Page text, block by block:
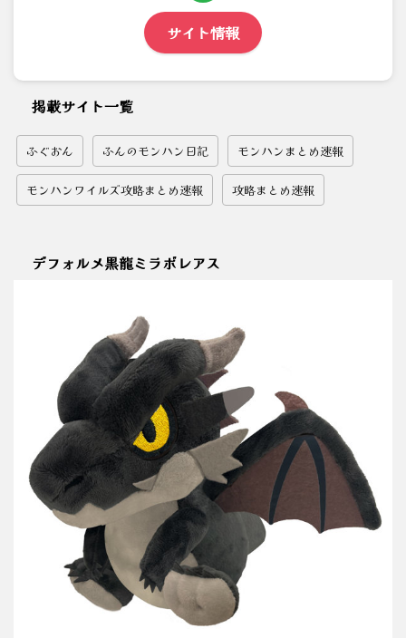
サイト情報
掲載サイト一覧
ふぐおん ふんのモンハン日記 モンハンまとめ速報
モンハンワイルズ攻略まとめ速報 攻略まとめ速報
デフォルメ黒龍ミラボレアス